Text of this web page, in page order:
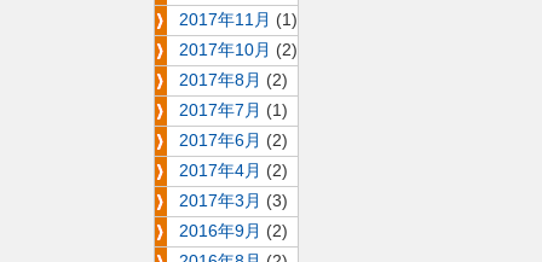
2017年11月 (1)
2017年10月 (2)
2017年8月 (2)
2017年7月 (1)
2017年6月 (2)
2017年4月 (2)
2017年3月 (3)
2016年9月 (2)